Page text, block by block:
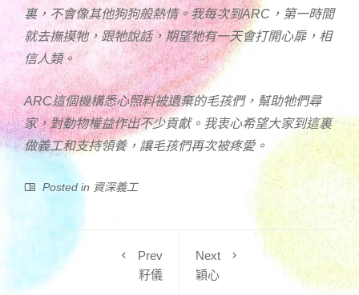
裏，不會像其他狗狗般熱情。我每次到ARC，第一時間
就去撫摸牠，跟牠說話，期望牠有一天會打開心扉，相
信人類。
ARC這個機構悉心照料被遺棄的毛孩們，幫助牠們尋
家，對動物權益作出不少貢獻。我衷心希望大家到這裏
做義工和支持領養，讓毛孩們再次被疼愛。
Posted in 資深義工
Prev
籽儀
Next
穎心